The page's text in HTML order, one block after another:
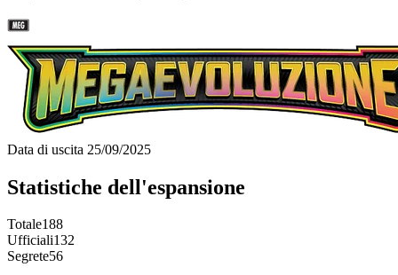
Data di uscita 25/09/2025
Statistiche dell'espansione
Totale188
Ufficiali132
Segrete56